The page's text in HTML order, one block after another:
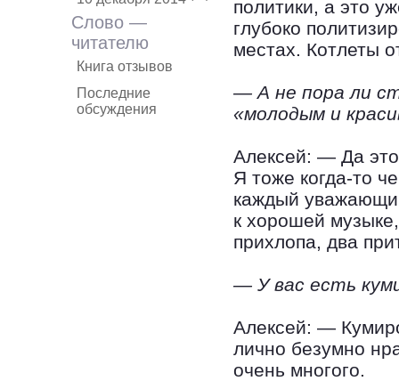
Слово —
читателю
Книга отзывов
Последние
обсуждения
политики, а это
глубоко
местах. Котлеты
— А не пора ли
«молодым и
Алексей: — Да
Я тоже когда-то
каждый
к хорошей
прихлопа, два
— У вас есть
Алексей: —
лично безумно
очень многого.